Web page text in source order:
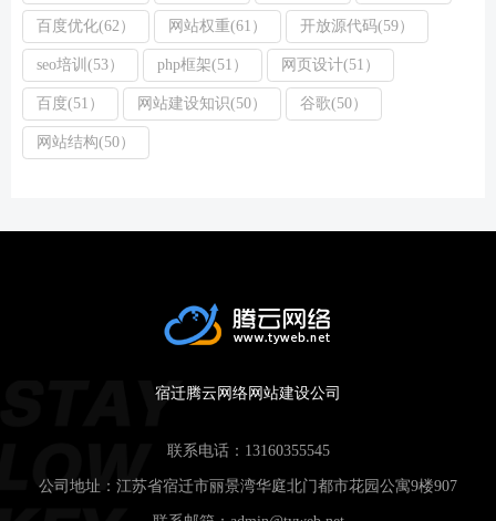
百度优化(62） 网站权重(61） 开放源代码(59）
seo培训(53） php框架(51） 网页设计(51）
百度(51） 网站建设知识(50） 谷歌(50）
网站结构(50）
宿迁腾云网络网站建设公司
联系电话： 13160355545
公司地址：江苏省宿迁市丽景湾华庭北门都市花园公寓9楼907